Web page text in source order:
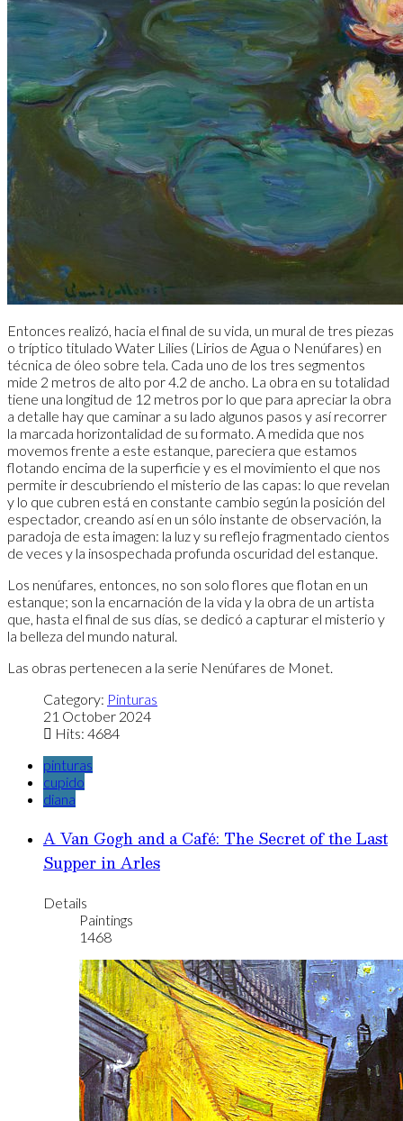
Entonces realizó, hacia el final de su vida, un mural de tres piezas
o tríptico titulado Water Lilies (Lirios de Agua o Nenúfares) en
técnica de óleo sobre tela. Cada uno de los tres segmentos
mide 2 metros de alto por 4.2 de ancho. La obra en su totalidad
tiene una longitud de 12 metros por lo que para apreciar la obra
a detalle hay que caminar a su lado algunos pasos y así recorrer
la marcada horizontalidad de su formato. A medida que nos
movemos frente a este estanque, pareciera que estamos
flotando encima de la superficie y es el movimiento el que nos
permite ir descubriendo el misterio de las capas: lo que revelan
y lo que cubren está en constante cambio según la posición del
espectador, creando así en un sólo instante de observación, la
paradoja de esta imagen: la luz y su reflejo fragmentado cientos
de veces y la insospechada profunda oscuridad del estanque.
Los nenúfares, entonces, no son solo flores que flotan en un
estanque; son la encarnación de la vida y la obra de un artista
que, hasta el final de sus días, se dedicó a capturar el misterio y
la belleza del mundo natural.
Las obras pertenecen a la serie Nenúfares de Monet.
Category: Pinturas
21 October 2024
Hits: 4684
pinturas
cupido
diana
A Van Gogh and a Café: The Secret of the Last
Supper in Arles
Details
Paintings
1468